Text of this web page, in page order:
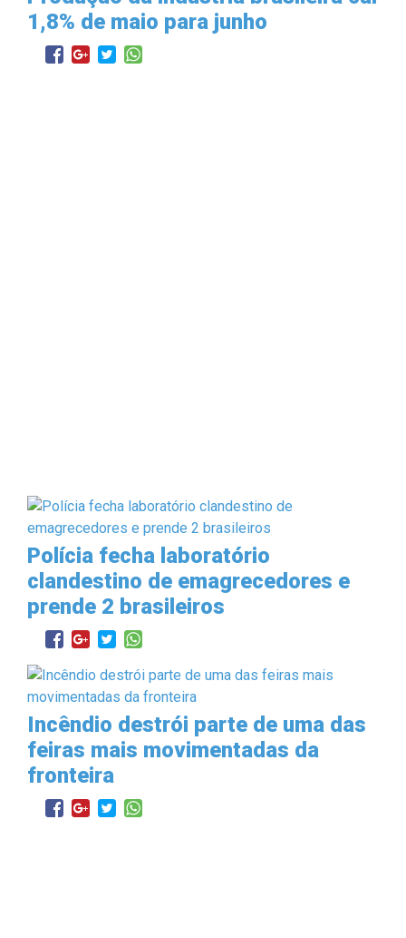
1,8% de maio para junho
Polícia fecha laboratório
clandestino de emagrecedores e
prende 2 brasileiros
Incêndio destrói parte de uma das
feiras mais movimentadas da
fronteira